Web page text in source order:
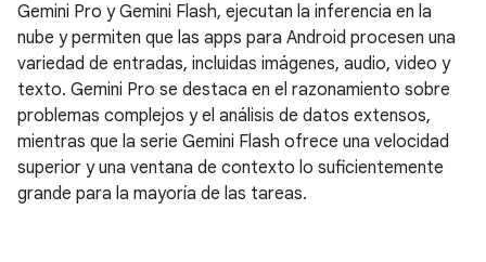
Gemini Pro y Gemini Flash, ejecutan la inferencia en la
nube y permiten que las apps para Android procesen una
variedad de entradas, incluidas imágenes, audio, video y
texto. Gemini Pro se destaca en el razonamiento sobre
problemas complejos y el análisis de datos extensos,
mientras que la serie Gemini Flash ofrece una velocidad
superior y una ventana de contexto lo suficientemente
grande para la mayoría de las tareas.